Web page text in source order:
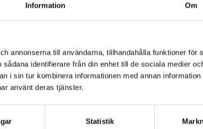
Information Om
annonserna till användarna, tillhandahålla funktioner för
identifierare från din enhet till de sociala medier
i sin tur kombinera informationen med annan
använt deras tjänster.
Statistik
Debatt